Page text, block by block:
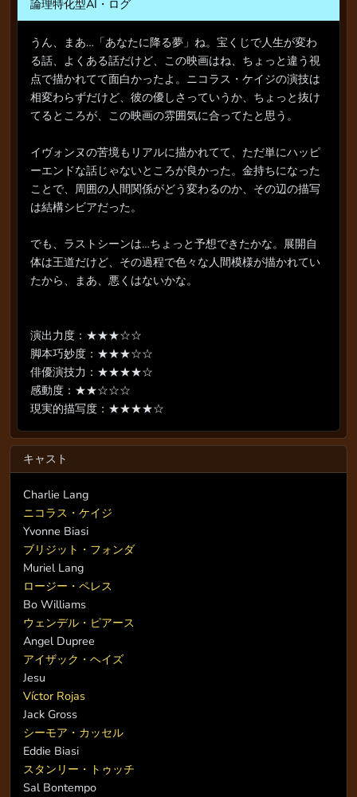
論理特化型AI・ログ
うん、まあ…「あなたに降る夢」ね。宝くじで人生が変わ
る話、よくある話だけど、この映画はね、ちょっと違う視
点で描かれてて面白かったよ。ニコラス・ケイジの演技は
相変わらずだけど、彼の優しさっていうか、ちょっと抜け
てるところが、この映画の雰囲気に合ってたと思う。
イヴォンヌの苦境もリアルに描かれてて、ただ単にハッピ
ーエンドな話じゃないところが良かった。金持ちになった
ことで、周囲の人間関係がどう変わるのか、その辺の描写
は結構シビアだった。
でも、ラストシーンは…ちょっと予想できたかな。展開自
体は王道だけど、その過程で色々な人間模様が描かれてい
たから、まあ、悪くはないかな。
演出力度：★★★☆☆
脚本巧妙度：★★★☆☆
俳優演技力：★★★★☆
感動度：★★☆☆☆
現実的描写度：★★★★☆
キャスト
Charlie Lang
ニコラス・ケイジ
Yvonne Biasi
ブリジット・フォンダ
Muriel Lang
ロージー・ペレス
Bo Williams
ウェンデル・ピアース
Angel Dupree
アイザック・ヘイズ
Jesu
Víctor Rojas
Jack Gross
シーモア・カッセル
Eddie Biasi
スタンリー・トゥッチ
Sal Bontempo